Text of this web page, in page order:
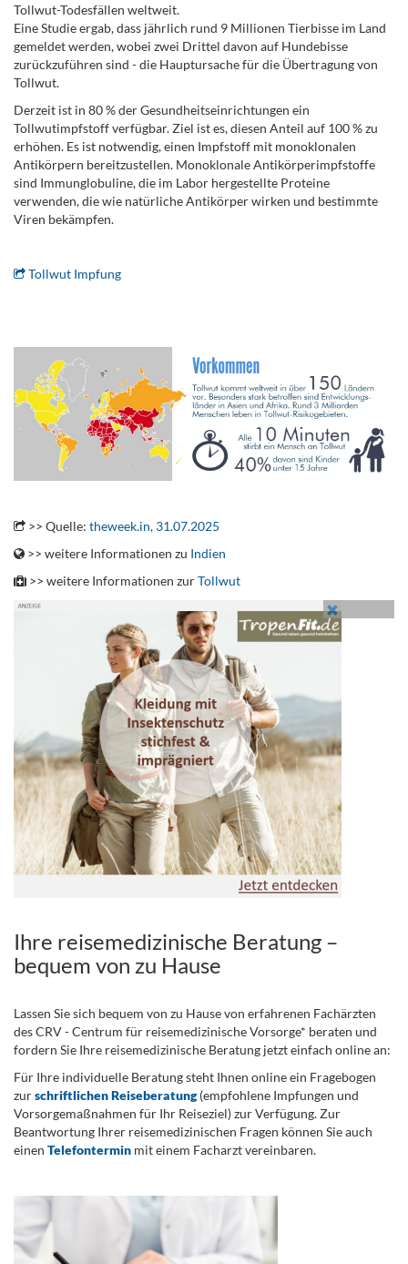
Tollwut-Todesfällen weltweit.
Eine Studie ergab, dass jährlich rund 9 Millionen Tierbisse im Land
gemeldet werden, wobei zwei Drittel davon auf Hundebisse
zurückzuführen sind - die Hauptursache für die Übertragung von
Tollwut.
Derzeit ist in 80 % der Gesundheitseinrichtungen ein
Tollwutimpfstoff verfügbar. Ziel ist es, diesen Anteil auf 100 % zu
erhöhen. Es ist notwendig, einen Impfstoff mit monoklonalen
Antikörpern bereitzustellen. Monoklonale Antikörperimpfstoffe
sind Immunglobuline, die im Labor hergestellte Proteine ​​
verwenden, die wie natürliche Antikörper wirken und bestimmte
Viren bekämpfen.
Tollwut Impfung
>> Quelle: theweek.in, 31.07.2025
>> weitere Informationen zu Indien
>> weitere Informationen zurTollwut
Ihre reisemedizinische Beratung –
bequem von zu Hause
Lassen Sie sich bequem von zu Hause von erfahrenen Fachärzten
des CRV - Centrum für reisemedizinische Vorsorge* beraten und
fordern Sie Ihre reisemedizinische Beratung jetzt einfach online an:
Für Ihre individuelle Beratung steht Ihnen online ein Fragebogen
zurschriftlichen Reiseberatung(empfohlene Impfungen und
Vorsorgemaßnahmen für Ihr Reiseziel) zur Verfügung. Zur
Beantwortung Ihrer reisemedizinischen Fragen können Sie auch
einen Telefontermin mit einem Facharzt vereinbaren.